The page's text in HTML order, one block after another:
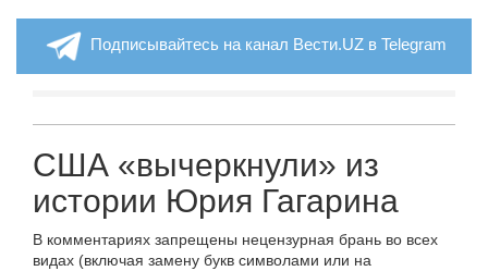
Подписывайтесь на канал Вести.UZ в Telegram
США «вычеркнули» из
истории Юрия Гагарина
В комментариях запрещены нецензурная брань во всех
видах (включая замену букв символами или на